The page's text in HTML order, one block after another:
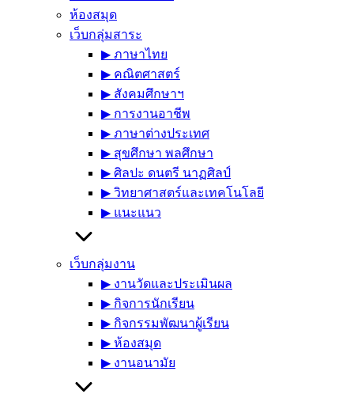
ห้องสมุด
เว็บกลุ่มสาระ
▶︎ ภาษาไทย
▶︎ คณิตศาสตร์
▶︎ สังคมศึกษาฯ
▶︎ การงานอาชีพ
▶︎ ภาษาต่างประเทศ
▶︎ สุขศึกษา พลศึกษา
▶︎ ศิลปะ ดนตรี นาฏศิลป์
▶︎ วิทยาศาสตร์และเทคโนโลยี
▶︎ แนะแนว
เว็บกลุ่มงาน
▶︎ งานวัดและประเมินผล
▶︎ กิจการนักเรียน
▶︎ กิจกรรมพัฒนาผู้เรียน
▶︎ ห้องสมุด
▶︎ งานอนามัย